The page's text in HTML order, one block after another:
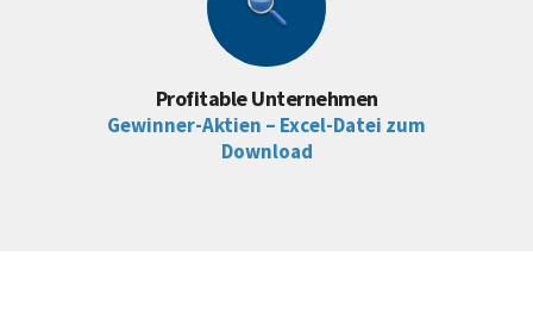
Profitable Unternehmen
Gewinner-Aktien – Excel-Datei zum
Download